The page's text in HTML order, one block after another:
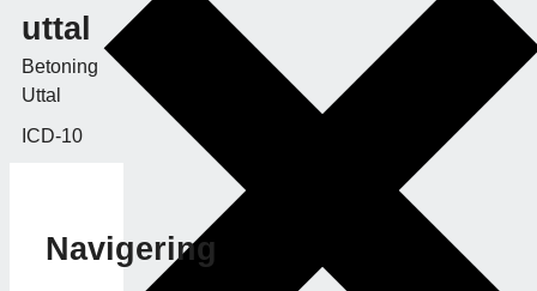
uttal
Betoning
Uttal
ICD-10
Navigering